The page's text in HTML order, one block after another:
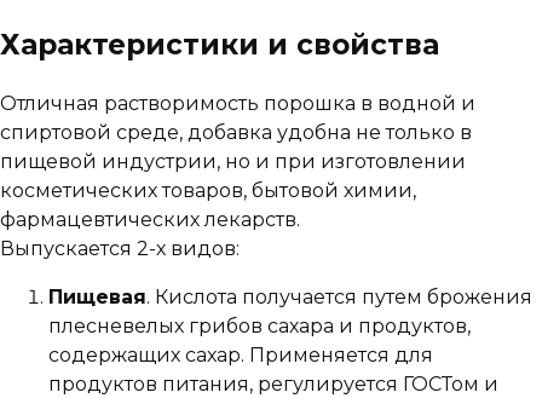
Характеристики и свойства
Отличная растворимость порошка в водной и
спиртовой среде, добавка удобна не только в
пищевой индустрии, но и при изготовлении
косметических товаров, бытовой химии,
фармацевтических лекарств.
Выпускается 2-х видов:
Пищевая. Кислота получается путем брожения
плесневелых грибов сахара и продуктов,
содержащих сахар. Применяется для
продуктов питания, регулируется ГОСТом и